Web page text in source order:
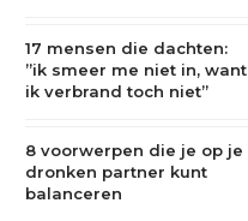
17 mensen die dachten:
”ik smeer me niet in, want
ik verbrand toch niet”
8 voorwerpen die je op je
dronken partner kunt
balanceren